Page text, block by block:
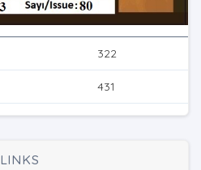
322
431
LINKS